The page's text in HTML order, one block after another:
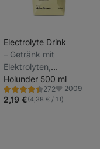
Electrolyte Drink
⁠–⁠ Getränk mit
Elektrolyten,
Kokoswasser, ohne
raffinierten Zucker,
gesüßt mit
Holunder 500 ml
272
Bewertung
4.5/5,
272
Favoriten
2009
2,19 €(4,38 € / 1 l)